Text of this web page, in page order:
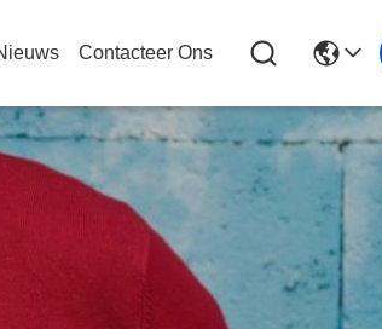
Contacteer Ons